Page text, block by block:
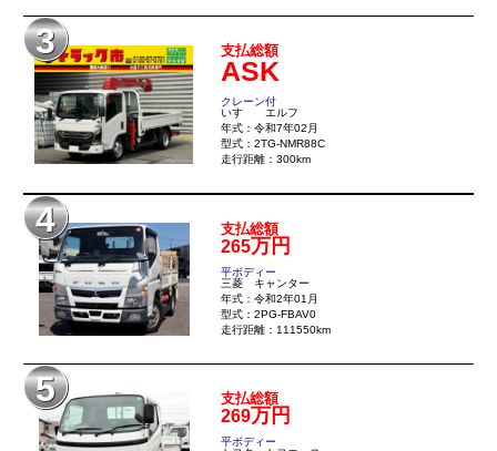
3 支払総額
ASK
クレーン付
いすゞ エルフ
年式：令和7年02月
型式：2TG-NMR88C
走行距離：300km
4 支払総額
265万円
平ボディー
三菱 キャンター
年式：令和2年01月
型式：2PG-FBAV0
走行距離：111550km
5 支払総額
269万円
平ボディー